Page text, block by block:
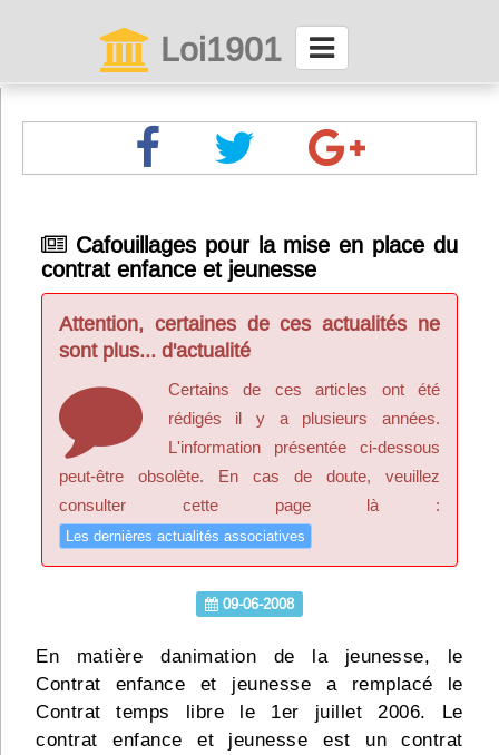
Loi1901
Menu général
ServiceAsso
Partager
VieAsso
Infos
Désabo Lettrasso
Cafouillages pour la mise en place du
contrat enfance et jeunesse
Attention, certaines de ces actualités ne
sont plus... d'actualité
Certains de ces articles ont été
rédigés il y a plusieurs années.
L'information présentée ci-dessous
peut-être obsolète. En cas de doute, veuillez
consulter cette page là :
Les dernières actualités associatives
09-06-2008
En matière danimation de la jeunesse, le
Contrat enfance et jeunesse a remplacé le
Contrat temps libre le 1er juillet 2006. Le
contrat enfance et jeunesse est un contrat